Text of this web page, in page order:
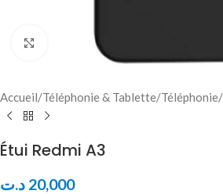
Click to enlarge
Accueil Téléphonie & Tablette Téléphonie
Étui Redmi A3
20,000 د.ت